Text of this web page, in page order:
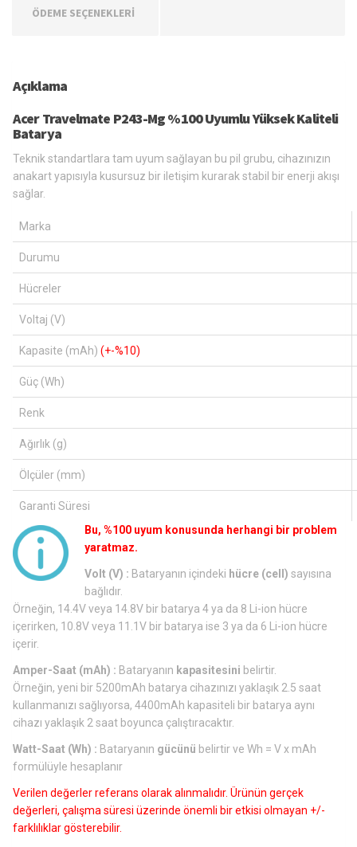
ÖDEME SEÇENEKLERİ
Açıklama
Acer Travelmate P243-Mg %100 Uyumlu Yüksek Kaliteli
Batarya
Teknik standartlara tam uyum sağlayan bu pil grubu, cihazınızın
anakart yapısıyla kusursuz bir iletişim kurarak stabil bir enerji akışı
sağlar.
Marka
Durumu
Hücreler
Voltaj (V)
Kapasite (mAh) (+-%10)
Güç (Wh)
Renk
Ağırlık (g)
Ölçüler (mm)
Garanti Süresi
Bu, %100 uyum konusunda herhangi bir problem
yaratmaz.
Volt (V) : Bataryanın içindeki hücre (cell) sayısına
bağlıdır.
Örneğin, 14.4V veya 14.8V bir batarya 4 ya da 8 Li-ion hücre
içerirken, 10.8V veya 11.1V bir batarya ise 3 ya da 6 Li-ion hücre
içerir.
Amper-Saat (mAh) : Bataryanın kapasitesini belirtir.
Örneğin, yeni bir 5200mAh batarya cihazınızı yaklaşık 2.5 saat
kullanmanızı sağlıyorsa, 4400mAh kapasiteli bir batarya aynı
cihazı yaklaşık 2 saat boyunca çalıştıracaktır.
Watt-Saat (Wh) : Bataryanın gücünü belirtir ve Wh = V x mAh
formülüyle hesaplanır
Verilen değerler referans olarak alınmalıdır. Ürünün gerçek
değerleri, çalışma süresi üzerinde önemli bir etkisi olmayan +/-
farklılıklar gösterebilir.